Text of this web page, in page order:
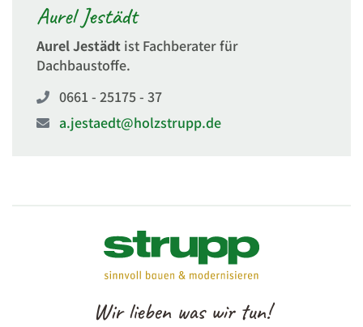
Aurel Jestädt
Aurel Jestädt ist Fachberater für
Dachbaustoffe.
0661 - 25175 - 37
a.jestaedt@holzstrupp.de
Wir lieben was wir tun!